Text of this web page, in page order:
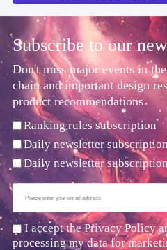
Subscribe to our
Don't miss major events in
chain and important design
product recommendations
Ranking rules subscription
Daily newsletter
Daily newsletter
I accept the Privacy Policy
processing my data for